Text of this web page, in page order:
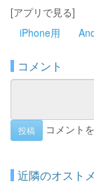
[アプリで見る]
iPhone用
コメント
投稿 コメント
近隣のオスト